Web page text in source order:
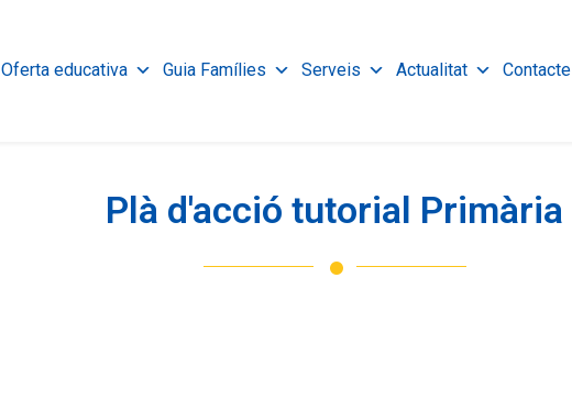
Oferta educativa Guia Famílies Serveis Actualitat Contacte
Plà d'acció tutorial Primària